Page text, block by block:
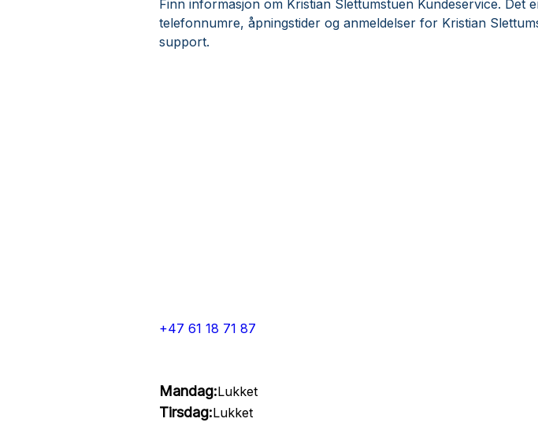
Finn informasjon om Kristian Slettumstuen Kundeservice. Det
telefonnumre, åpningstider og anmeldelser for Kristian
support.
+47 61 18 71 87
Mandag:Lukket
Tirsdag:Lukket